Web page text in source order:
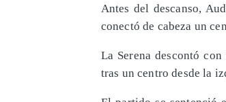
Antes del descanso,
conectó de cabeza un
La Serena descontó
tras un centro desde la